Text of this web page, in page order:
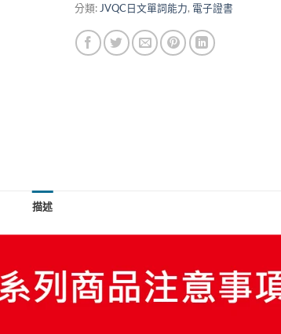
分類: JVQC日文單詞能力, 電子證書
描述